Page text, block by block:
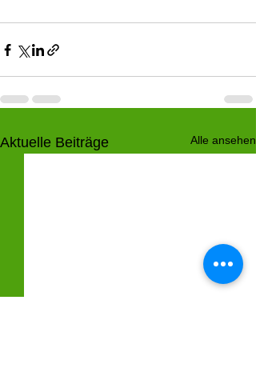
Aktuelle Beiträge Alle ansehen